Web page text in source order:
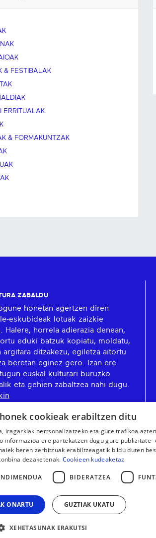
& FESTIBALAK
ERRITUALAK
& FORMAKUNTZAK
ZABALDU
honetan agertzen diren
eskubideak lotuak zaizkie
Halere, horrela adierazia denean,
eduki batzuk kopiatu, moldatu,
argitara ditzakezu, egiletza aitortu
beretan eginez gero. Izan ere
euskal kulturari buruzko
eta gehien zabaltzea nahi dugu.
cookieak erabiltzen ditu
iragarkiak pertsonalizatzeko eta gure trafikoa
informazioa ere partekatzen dugu gure publizitate-
beren zerbitzuak erabiltzeagatik bildu duten
dezaketenak. Cookieen kudeaketaz
BIDERATZEA
ONARTU GUZTIAK UKATU
XEHETASUNAK ERAKUTSI